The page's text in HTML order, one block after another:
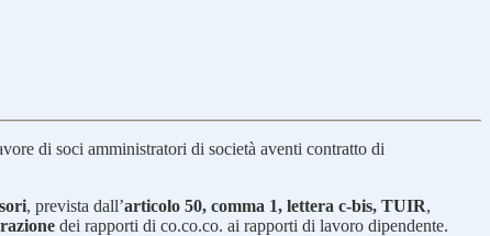
di soci amministratori di società aventi contratto di
, prevista dall’articolo 50, comma 1, lettera c-bis, TUIR,
dei rapporti di co.co.co. ai rapporti di lavoro dipendente.